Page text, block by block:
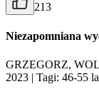
213
Niezapomniana
GRZEGORZ,
2023 | Tagi: 46-55